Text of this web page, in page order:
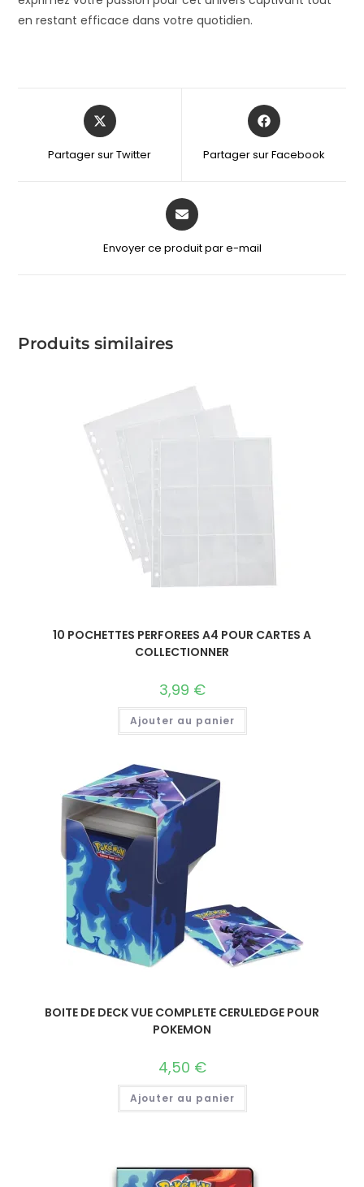
en restant efficace dans votre quotidien.
Partager sur Twitter Partager sur Facebook
Envoyer ce produit par e-mail
Produits similaires
10 POCHETTES PERFOREES A4 POUR CARTES A
COLLECTIONNER
3,99 €
Ajouter au panier
BOITE DE DECK VUE COMPLETE CERULEDGE POUR
POKEMON
4,50 €
Ajouter au panier